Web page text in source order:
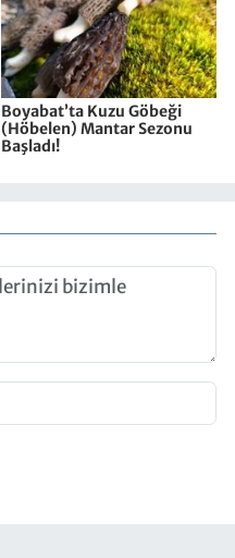
Boyabat’ta Kuzu Göbeği
(Höbelen) Mantar Sezonu
Başladı!